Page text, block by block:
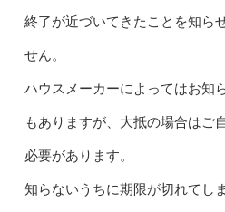
終了が近づいてきたことを知ら
せん。
ハウスメーカーによってはお知
もありますが、大抵の場合はご
必要があります。
知らないうちに期限が切れてし